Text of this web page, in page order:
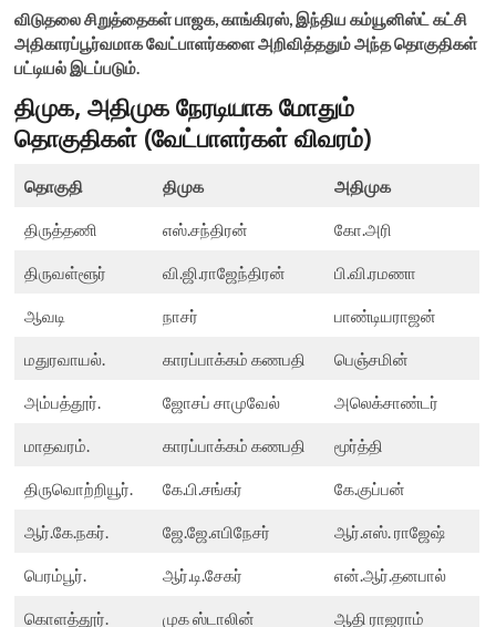
விடுதலை சிறுத்தைகள் பாஜக, காங்கிரஸ், இந்திய கம்யூனிஸ்ட் கட்சி
அதிகாரப்பூர்வமாக வேட்பாளர்களை அறிவித்ததும் அந்த தொகுதிகள்
பட்டியல் இடப்படும்.
திமுக, அதிமுக நேரடியாக மோதும்
தொகுதிகள் (வேட்பாளர்கள் விவரம்)
தொகுதி திமுக அதிமுக
திருத்தணி எஸ்.சந்திரன் கோ.அரி
திருவள்ளூர் வி.ஜி.ராஜேந்திரன் பி.வி.ரமணா
ஆவடி நாசர் பாண்டியராஜன்
மதுரவாயல். காரப்பாக்கம் கணபதி பெஞ்சமின்
அம்பத்தூர். ஜோசப் சாமுவேல் அலெக்‌சாண்டர்
மாதவரம். காரப்பாக்கம் கணபதி மூர்த்தி
திருவொற்றியூர். கே.பி.சங்கர் கே.குப்பன்
ஆர்.கே.நகர். ஜே.ஜே.எபிநேசர் ஆர்.எஸ். ராஜேஷ்
பெரம்பூர். ஆர்.டி.சேகர் என்.ஆர்.தனபால்
கொளத்தூர். முக ஸ்டாலின் ஆதி ராஜராம்